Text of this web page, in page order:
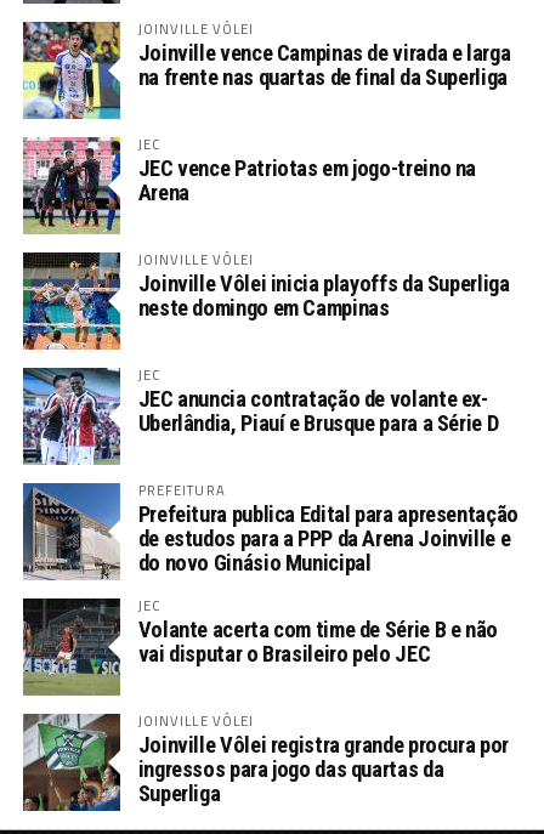
JOINVILLE VÔLEI
Joinville vence Campinas de virada e larga
na frente nas quartas de final da Superliga
JEC
JEC vence Patriotas em jogo-treino na
Arena
JOINVILLE VÔLEI
Joinville Vôlei inicia playoffs da Superliga
neste domingo em Campinas
JEC
JEC anuncia contratação de volante ex-
Uberlândia, Piauí e Brusque para a Série D
PREFEITURA
Prefeitura publica Edital para apresentação
de estudos para a PPP da Arena Joinville e
do novo Ginásio Municipal
JEC
Volante acerta com time de Série B e não
vai disputar o Brasileiro pelo JEC
JOINVILLE VÔLEI
Joinville Vôlei registra grande procura por
ingressos para jogo das quartas da
Superliga